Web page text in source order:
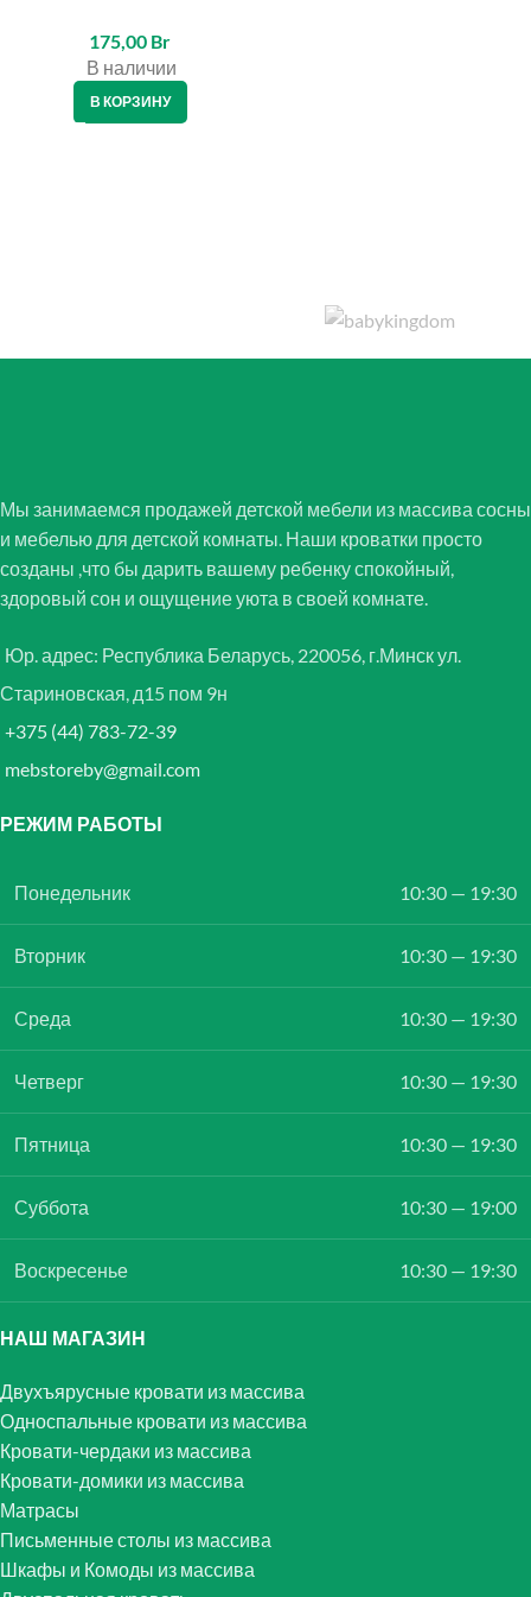
175,00 Br
В наличии
В КОРЗИНУ
Мы занимаемся продажей детской мебели из массива сосны
и мебелью для детской комнаты. Наши кроватки просто
созданы ,что бы дарить вашему ребенку спокойный,
здоровый сон и ощущение уюта в своей комнате.
Юр. адрес: Республика Беларусь, 220056, г.Минск ул.
Стариновская, д15 пом 9н
+375 (44) 783-72-39
mebstoreby@gmail.com
РЕЖИМ РАБОТЫ
Понедельник 10:30 — 19:30
Вторник 10:30 — 19:30
Среда 10:30 — 19:30
Четверг 10:30 — 19:30
Пятница 10:30 — 19:30
Суббота 10:30 — 19:00
Воскресенье 10:30 — 19:30
НАШ МАГАЗИН
Двухъярусные кровати из массива
Односпальные кровати из массива
Кровати-чердаки из массива
Кровати-домики из массива
Матрасы
Письменные столы из массива
Шкафы и Комоды из массива